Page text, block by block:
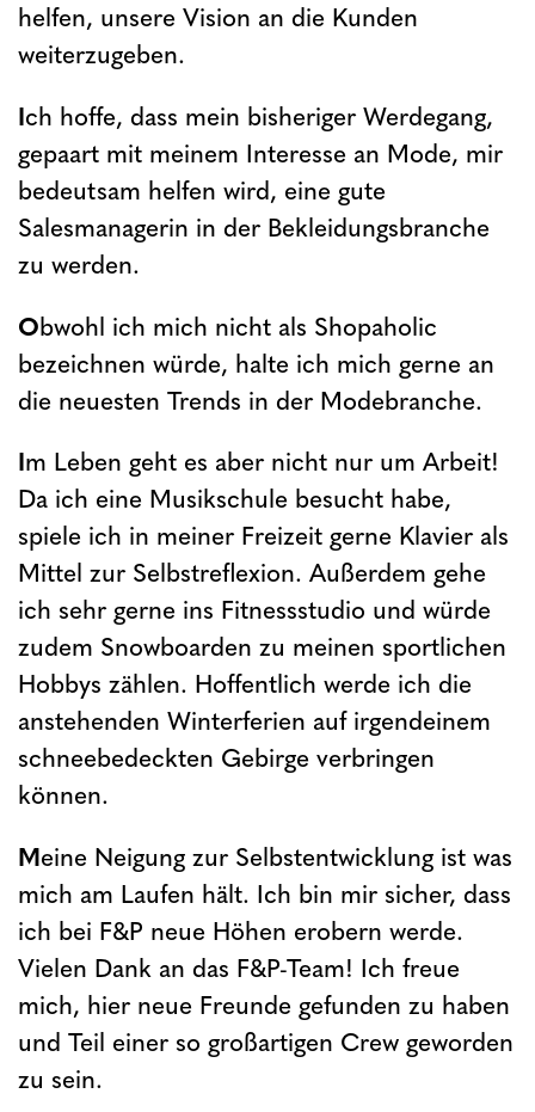
helfen, unsere Vision an die Kunden
weiterzugeben.
Ich hoffe, dass mein bisheriger Werdegang,
gepaart mit meinem Interesse an Mode, mir
bedeutsam helfen wird, eine gute
Salesmanagerin in der Bekleidungsbranche
zu werden.
Obwohl ich mich nicht als Shopaholic
bezeichnen würde, halte ich mich gerne an
die neuesten Trends in der Modebranche.
Im Leben geht es aber nicht nur um Arbeit!
Da ich eine Musikschule besucht habe,
spiele ich in meiner Freizeit gerne Klavier als
Mittel zur Selbstreflexion. Außerdem gehe
ich sehr gerne ins Fitnessstudio und würde
zudem Snowboarden zu meinen sportlichen
Hobbys zählen. Hoffentlich werde ich die
anstehenden Winterferien auf irgendeinem
schneebedeckten Gebirge verbringen
können.
Meine Neigung zur Selbstentwicklung ist was
mich am Laufen hält. Ich bin mir sicher, dass
ich bei F&P neue Höhen erobern werde.
Vielen Dank an das F&P-Team! Ich freue
mich, hier neue Freunde gefunden zu haben
und Teil einer so großartigen Crew geworden
zu sein.